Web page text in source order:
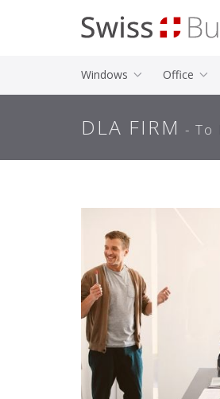
Windows Office
DLA FIRM - To